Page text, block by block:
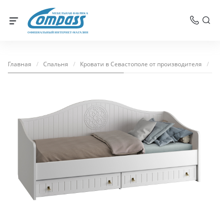
МЕБЕЛЬНАЯ ФАБРИКА
ОФИЦИАЛЬНЫЙ ИНТЕРНЕТ-МАГАЗИН
Главная / Спальня / Кровати в Севастополе от производителя /